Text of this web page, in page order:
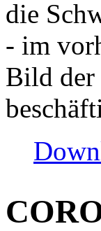
die
- im
Bild der